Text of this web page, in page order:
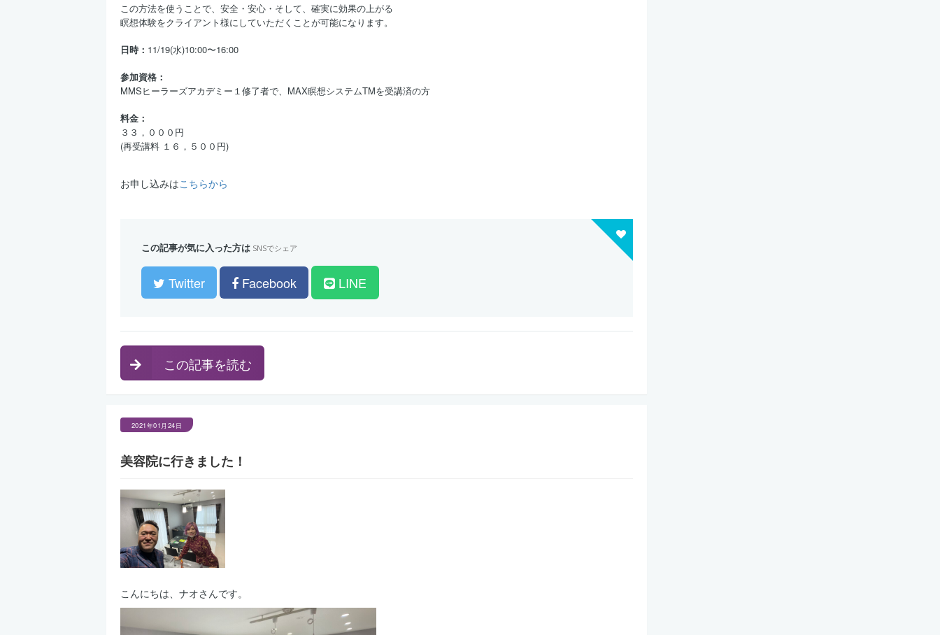
この方法を使うことで、安全・安心・そして、確実に効果の上がる
瞑想体験をクライアント様にしていただくことが可能になります。
日時： 11/19(水)10:00〜16:00
参加資格：
MMSヒーラーズアカデミー１修了者で、MAX瞑想システムTMを受講済の方
料金：
３３，０００円
(再受講料 １６，５００円)
お申し込みはこちらから
この記事が気に入った方は SNSでシェア
Twitter Facebook LINE
この記事を読む
2021年01月24日
美容院に行きました！
こんにちは、ナオさんです。